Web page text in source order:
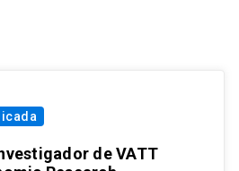
de VATT